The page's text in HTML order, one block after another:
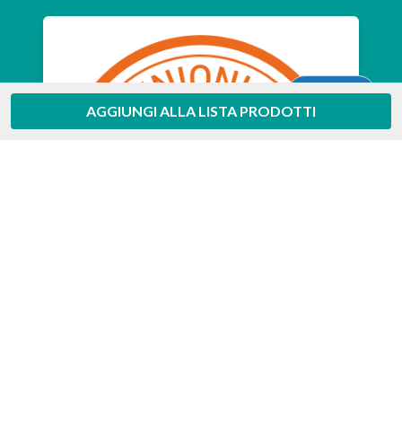
AGGIUNGI ALLA LISTA PRODOTTI
Aiuto